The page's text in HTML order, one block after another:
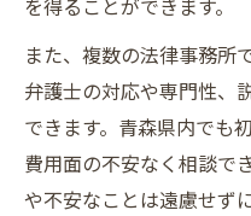
を得ることができます。
また、複数の法律事務所
弁護士の対応や専門性、
できます。青森県内でも
費用面の不安なく相談で
や不安なことは遠慮せず